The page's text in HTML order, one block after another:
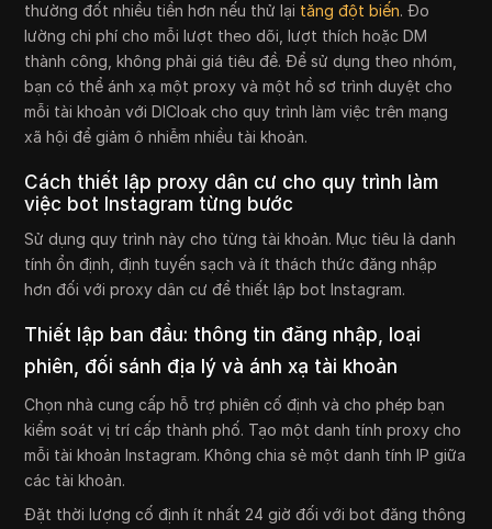
thường đốt nhiều tiền hơn nếu thử lại tăng đột biến. Đo
lường chi phí cho mỗi lượt theo dõi, lượt thích hoặc DM
thành công, không phải giá tiêu đề. Để sử dụng theo nhóm,
bạn có thể ánh xạ một proxy và một hồ sơ trình duyệt cho
mỗi tài khoản với DICloak cho quy trình làm việc trên mạng
xã hội để giảm ô nhiễm nhiều tài khoản.
Cách thiết lập proxy dân cư cho quy trình làm
việc bot Instagram từng bước
Sử dụng quy trình này cho từng tài khoản. Mục tiêu là danh
tính ổn định, định tuyến sạch và ít thách thức đăng nhập
hơn đối với proxy dân cư để thiết lập bot Instagram.
Thiết lập ban đầu: thông tin đăng nhập, loại
phiên, đối sánh địa lý và ánh xạ tài khoản
Chọn nhà cung cấp hỗ trợ phiên cố định và cho phép bạn
kiểm soát vị trí cấp thành phố. Tạo một danh tính proxy cho
mỗi tài khoản Instagram. Không chia sẻ một danh tính IP giữa
các tài khoản.
Đặt thời lượng cố định ít nhất 24 giờ đối với bot đăng thông